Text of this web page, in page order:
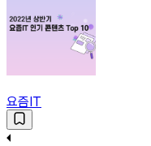
요즘IT